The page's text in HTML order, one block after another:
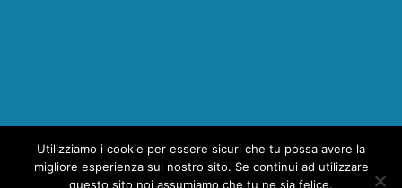
Utilizziamo i cookie per essere sicuri che tu possa avere la
migliore esperienza sul nostro sito. Se continui ad utilizzare
questo sito noi assumiamo che tu ne sia felice.